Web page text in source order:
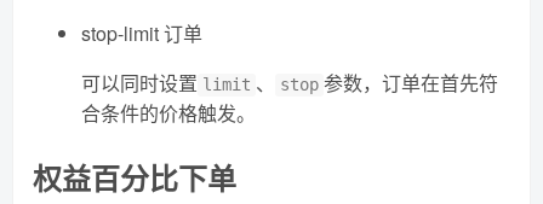
stop-limit 订单
可以同时设置 limit 、 stop 参数，订单在首先符
合条件的价格触发。
权益百分比下单